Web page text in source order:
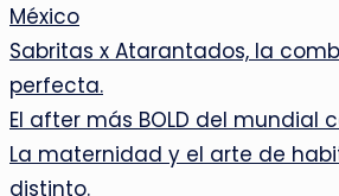
México
Sabritas x Atarantados, la
perfecta.
El after más BOLD del mundial
La maternidad y el arte de
distinto.